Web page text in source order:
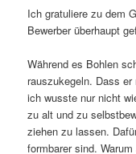
Ich gratuliere zu dem
Bewerber überhaupt
Während es Bohlen
rauszukegeln. Dass
ich wusste nur nicht
zu alt und zu
ziehen zu lassen.
formbarer sind.